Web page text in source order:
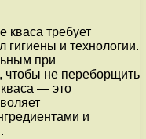
кваса требует
и технологии.
при
чтобы не переборщить
— это
и